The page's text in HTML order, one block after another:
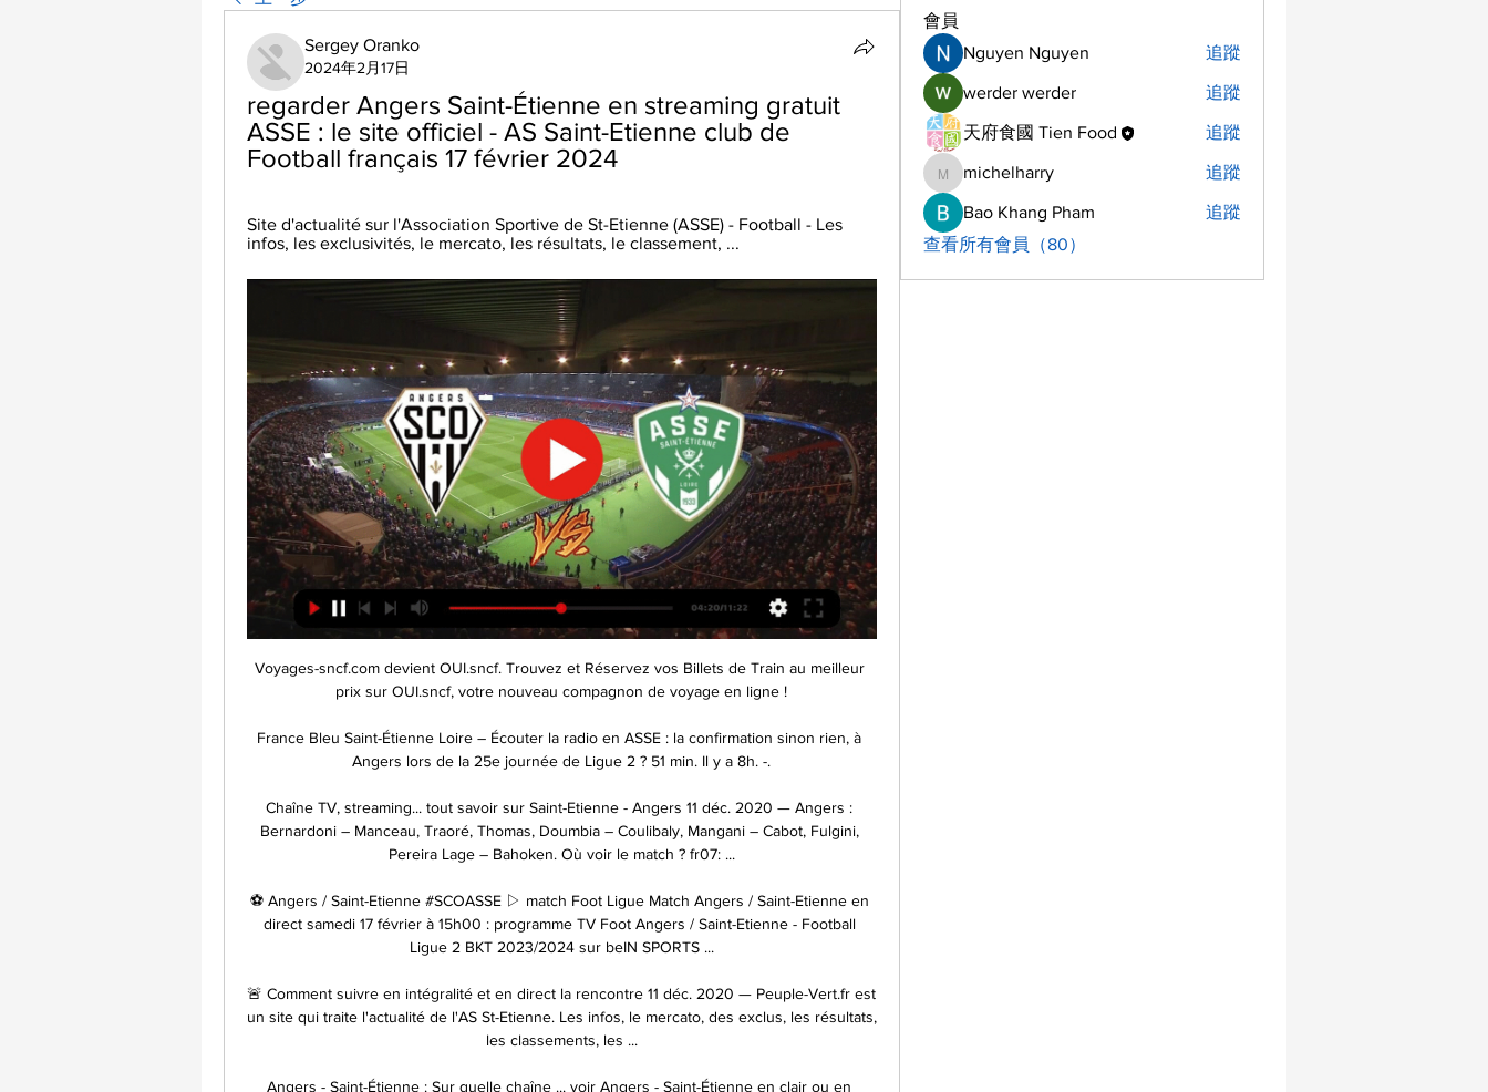
Sergey Oranko
2024年2月17日
regarder Angers Saint-Étienne en streaming gratuit
ASSE : le site officiel - AS Saint-Etienne club de
Football français 17 février 2024
Site d'actualité sur l'Association Sportive de St-Etienne (ASSE) - Football - Les
infos, les exclusivités, le mercato, les résultats, le classement, ...
Voyages-sncf.com devient OUI.sncf. Trouvez et Réservez vos Billets de Train au meilleur
prix sur OUI.sncf, votre nouveau compagnon de voyage en ligne !
France Bleu Saint-Étienne Loire – Écouter la radio en ASSE : la confirmation sinon rien, à
Angers lors de la 25e journée de Ligue 2 ? 51 min. Il y a 8h. -.
Chaîne TV, streaming... tout savoir sur Saint-Etienne - Angers 11 déc. 2020 — Angers :
Bernardoni – Manceau, Traoré, Thomas, Doumbia – Coulibaly, Mangani – Cabot, Fulgini,
Pereira Lage – Bahoken. Où voir le match ? fr07: ...
⚽ Angers / Saint-Etienne #SCOASSE ▷ match Foot Ligue Match Angers / Saint-Etienne en
direct samedi 17 février à 15h00 : programme TV Foot Angers / Saint-Etienne - Football
Ligue 2 BKT 2023/2024 sur beIN SPORTS ...
🚨 Comment suivre en intégralité et en direct la rencontre 11 déc. 2020 — Peuple-Vert.fr est
un site qui traite l'actualité de l'AS St-Etienne. Les infos, le mercato, des exclus, les résultats,
les classements, les ...
Angers - Saint-Étienne : Sur quelle chaîne ... voir Angers - Saint-Étienne en clair ou en
會員
Nguyen Nguyen
追蹤
werder werder 追蹤
天府食國 Tien Food 追蹤
michelharry
michelharry 追蹤
Bao Khang Pham
追蹤
查看所有會員（80）